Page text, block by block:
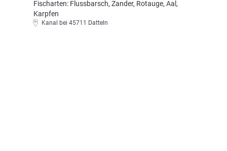
Fischarten: Flussbarsch, Zander, Rotauge, Aal,
Karpfen
Kanal bei 45711 Datteln